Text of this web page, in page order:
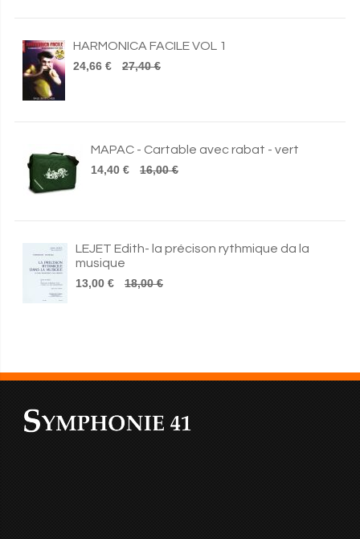
HARMONICA FACILE VOL 1
24,66 €
27,40 €
MAPAC - Cartable avec rabat - vert
14,40 €
16,00 €
LEJET Edith- la précison rythmique da la
musique
13,00 €
18,00 €